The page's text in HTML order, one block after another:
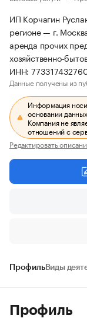
ИП Корчагин
регионе — г.
аренда прочих
хозяйственно-
ИНН:
Данные получены из
Информация
основании
Компания не
отношений с
Редактировать
ПрофильВиды
Профиль